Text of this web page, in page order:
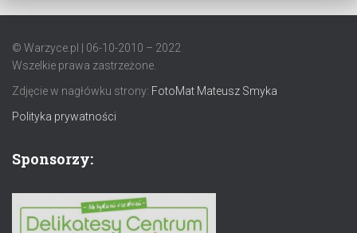
© Warzyce.pl | 06-10-2010 – 2022
Wszelkie prawa zastrzeżone.
Zdjęcie w nagłówku strony: FotoMat Mateusz Smyka
Polityka prywatności
Sponsorzy: